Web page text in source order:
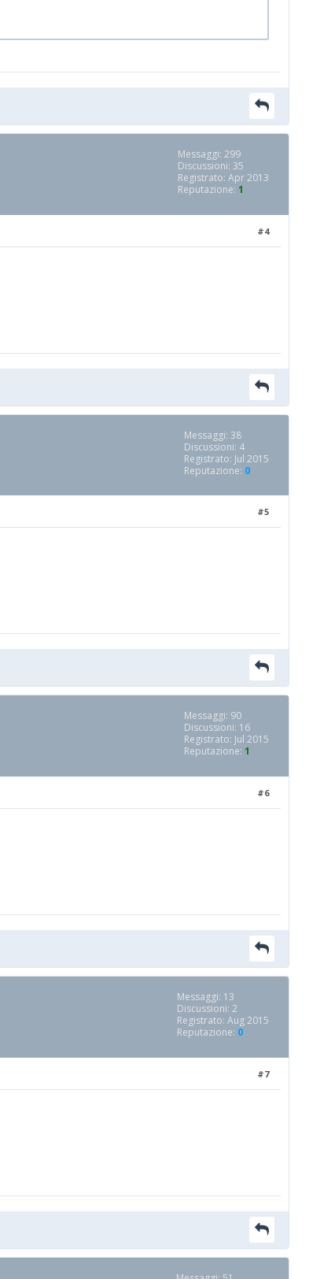
Messaggi: 299
Discussioni: 35
Registrato: Apr 2013
Reputazione: 1
#4
Messaggi: 38
Discussioni: 4
Registrato: Jul 2015
Reputazione: 0
#5
Messaggi: 90
Discussioni: 16
Registrato: Jul 2015
Reputazione: 1
#6
Messaggi: 13
Discussioni: 2
Registrato: Aug 2015
Reputazione: 0
#7